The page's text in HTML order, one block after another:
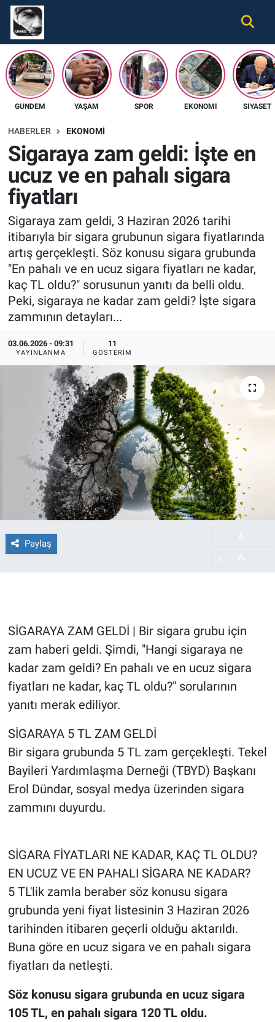
GÜNDEM YAŞAM SPOR EKONOMI SIYASET
HABERLER EKONOMI
Sigaraya zam geldi: İşte en
ucuz ve en pahalı sigara
fiyatları
Sigaraya zam geldi, 3 Haziran 2026 tarihi
itibarıyla bir sigara grubunun sigara fiyatlarında
artış gerçekleşti. Söz konusu sigara grubunda
"En pahalı ve en ucuz sigara fiyatları ne kadar,
kaç TL oldu?" sorusunun yanıtı da belli oldu.
Peki, sigaraya ne kadar zam geldi? İşte sigara
zammının detayları...
03.06.2026 - 09:31
YAYINLANMA
11
GÖSTERIM
Paylaş
SİGARAYA ZAM GELDİ | Bir sigara grubu için
zam haberi geldi. Şimdi, "Hangi sigaraya ne
kadar zam geldi? En pahalı ve en ucuz sigara
fiyatları ne kadar, kaç TL oldu?" sorularının
yanıtı merak ediliyor.
SİGARAYA 5 TL ZAM GELDİ
Bir sigara grubunda 5 TL zam gerçekleşti. Tekel
Bayileri Yardımlaşma Derneği (TBYD) Başkanı
Erol Dündar, sosyal medya üzerinden sigara
zammını duyurdu.
SİGARA FİYATLARI NE KADAR, KAÇ TL OLDU?
EN UCUZ VE EN PAHALI SİGARA NE KADAR?
5 TL'lik zamla beraber söz konusu sigara
grubunda yeni fiyat listesinin 3 Haziran 2026
tarihinden itibaren geçerli olduğu aktarıldı.
Buna göre en ucuz sigara ve en pahalı sigara
fiyatları da netleşti.
Söz konusu sigara grubunda en ucuz sigara
105 TL, en pahalı sigara 120 TL oldu.
Gündem
Ekonomi
Spor
Tüm Haberler
İletişim
Künye
Nöbetçi Eczaneler
Hava Durumu
Namaz Vakitleri
Süper Lig Puan Durumu ve Fikstür
Tüm Manşetler
Son Dakika Haberleri
Haber Arşivi